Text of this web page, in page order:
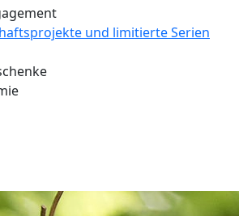
und limitierte Serien